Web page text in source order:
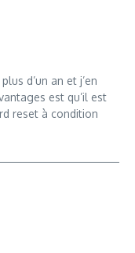
d’un an et j’en
est qu’il est
reset à condition